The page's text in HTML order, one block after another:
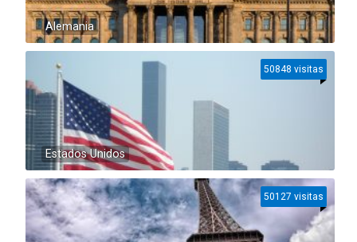
Alemania
Estados Unidos
50848 visitas
50127 visitas